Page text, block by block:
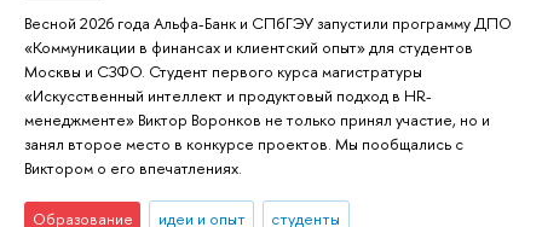
Весной 2026 года Альфа-Банк и СПбГЭУ запустили программу ДПО
«Коммуникации в финансах и клиентский опыт» для студентов
Москвы и СЗФО. Студент первого курса магистратуры
«Искусственный интеллект и продуктовый подход в HR-
менеджменте» Виктор Воронков не только принял участие, но и
занял второе место в конкурсе проектов. Мы пообщались с
Виктором о его впечатлениях.
Образование идеи и опыт студенты